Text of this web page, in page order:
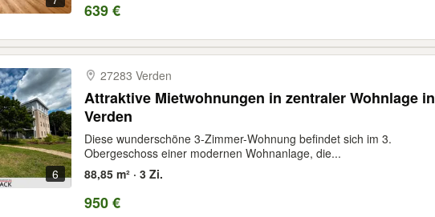
639 €
6
27283 Verden
Attraktive Mietwohnungen in zentraler Wohnlage in
Verden
Diese wunderschöne 3-Zimmer-Wohnung befindet sich im 3.
Obergeschoss einer modernen Wohnanlage, die...
88,85 m² · 3 Zi.
950 €